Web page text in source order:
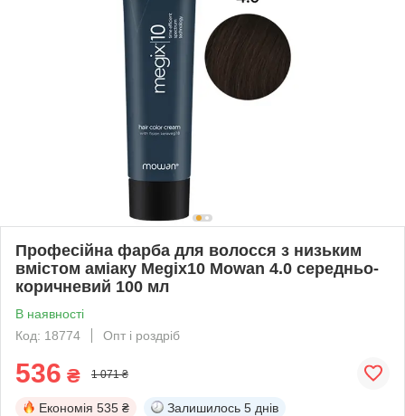
Професійна фарба для волосся з низьким
вмістом аміаку Megix10 Mowan 4.0 середньо-
коричневий 100 мл
В наявності
Код: 18774
Опт і роздріб
536 ₴ 1 071 ₴
Економія 535 ₴ Залишилось 5 днів